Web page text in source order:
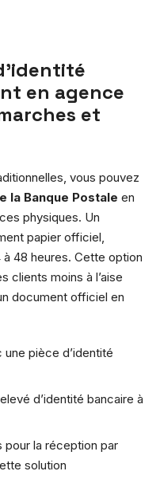
en agence
et
vous pouvez
la Banque Postale en
physiques. Un
papier officiel,
48 heures. Cette option
clients moins à l’aise
document officiel en
une pièce d’identité
d’identité bancaire à
pour la réception par
solution